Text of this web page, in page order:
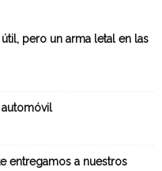
pero un arma letal en las
automóvil
entregamos a nuestros